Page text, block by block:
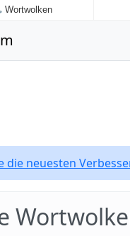
Wortwolken
die neuesten